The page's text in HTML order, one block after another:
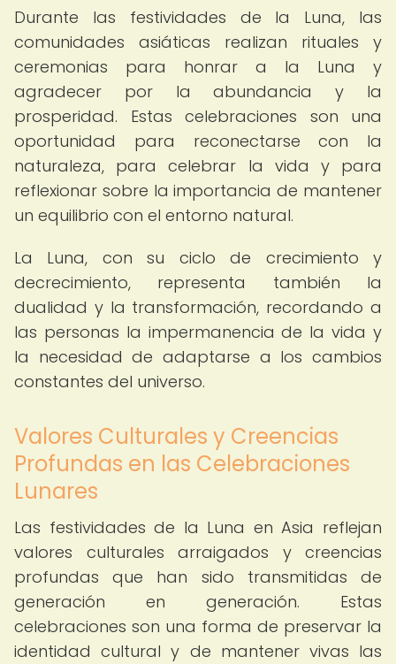
Durante las festividades de la Luna, las
comunidades asiáticas realizan rituales y
ceremonias para honrar a la Luna y
agradecer por la abundancia y la
prosperidad. Estas celebraciones son una
oportunidad para reconectarse con la
naturaleza, para celebrar la vida y para
reflexionar sobre la importancia de mantener
un equilibrio con el entorno natural.
La Luna, con su ciclo de crecimiento y
decrecimiento, representa también la
dualidad y la transformación, recordando a
las personas la impermanencia de la vida y
la necesidad de adaptarse a los cambios
constantes del universo.
Valores Culturales y Creencias
Profundas en las Celebraciones
Lunares
Las festividades de la Luna en Asia reflejan
valores culturales arraigados y creencias
profundas que han sido transmitidas de
generación en generación. Estas
celebraciones son una forma de preservar la
identidad cultural y de mantener vivas las